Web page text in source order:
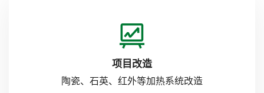
6
7
6
7
3
4
项目改造
陶瓷、石英、红外等加热系统改造